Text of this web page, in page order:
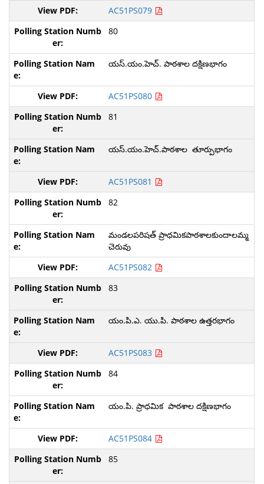
AC51PS079
80
యస్.యం.హెచ్. పాఠశాల దక్షిణభాగం
AC51PS080
81
యస్.యం.హెచ్.పాఠశాల తూర్పుభాగం
AC51PS081
82
మండలపరిషత్ ప్రాధమికపాఠశాలకుందాలమ్మ
చెరువు
AC51PS082
83
యం.పి.ఎ. యు.పి. పాఠశాల ఉత్తరభాగం
AC51PS083
84
యం.పి. ప్రాధమిక పాఠశాల దక్షిణభాగం
AC51PS084
85